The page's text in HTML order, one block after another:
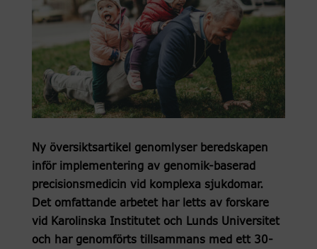
Ny översiktsartikel genomlyser beredskapen
inför implementering av genomik-baserad
precisionsmedicin vid komplexa sjukdomar.
Det omfattande arbetet har letts av forskare
vid Karolinska Institutet och Lunds Universitet
och har genomförts tillsammans med ett 30-